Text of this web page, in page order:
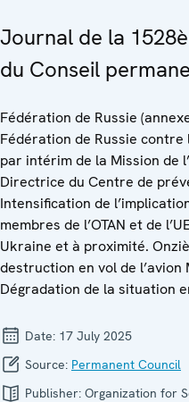
Journal de la
du Conseil
Fédération de Russie
Fédération de Russie
par intérim de la Mission de
Directrice du Centre de
Intensification de
membres de l’OTAN et de
Ukraine et à proximité.
destruction en vol de l’avion
Dégradation de la situation
Date: 17 July 2025
Source: Permanent Council
Publisher: Organization for